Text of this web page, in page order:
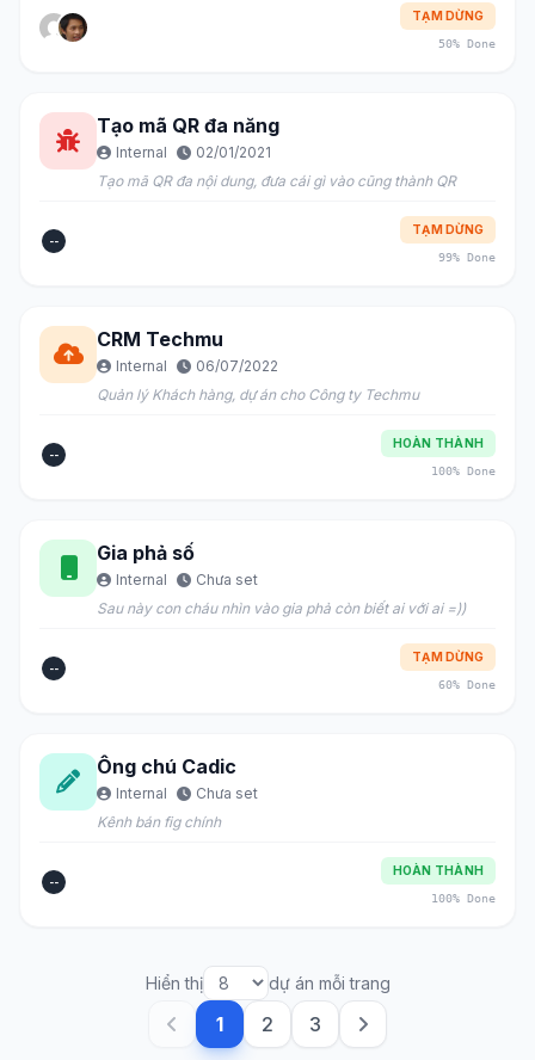
TẠM DỪNG
50% Done
Tạo mã QR đa năng
Internal
02/01/2021
Tạo mã QR đa nội dung, đưa cái gì vào cũng thành QR
--
TẠM DỪNG
99% Done
CRM Techmu
Internal
06/07/2022
Quản lý Khách hàng, dự án cho Công ty Techmu
--
HOÀN THÀNH
100% Done
Gia phả số
Internal
Chưa set
Sau này con cháu nhìn vào gia phả còn biết ai với ai =))
--
TẠM DỪNG
60% Done
Ông chú Cadic
Internal
Chưa set
Kênh bán fig chính
--
HOÀN THÀNH
100% Done
Hiển thị dự án mỗi trang
1 2 3